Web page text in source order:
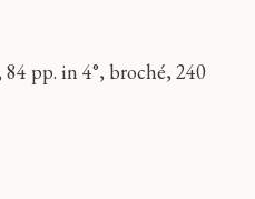
pp. in 4°, broché, 240